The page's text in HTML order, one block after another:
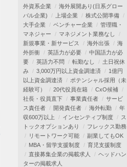
外資系企業
海外展開あり(日系グロー
バル企業)
上場企業
株式公開準備
大手企業
ベンチャー企業
管理職・
マネジャー
マネジメント業務なし
新規事業・新サービス
海外出張
海
外折衝
英語力が必要
中国語力が必
要
英語力不問 転勤なし
土日祝休
み
3,000万円以上資金調達済
1億円
以上資金調達済
ポテンシャル採用（未
経験可）
20代役員在籍
CxO候補
社長・役員直下
事業責任者
サービ
ス責任者
開発責任者 海外転勤
年
収600万以上
インセンティブ制度
ス
トックオプションあり
フレックス勤務
リモートワーク可能
副業してもOK
MBA・留学支援制度
育児支援制度
直接募集企業の掲載求人
ヘッドハン
ターの掲載求人